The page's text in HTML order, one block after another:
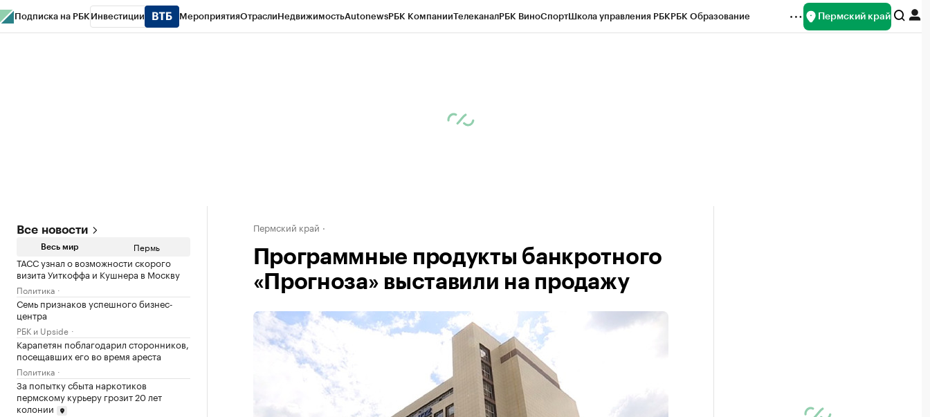
Подписка на РБК Инвестиции МероприятияОтраслиНедвижимостьAutonewsРБК КомпанииТелеканалРБК ВиноСпортШкола управления РБКРБК Образование Пермский край
Все новости
Весь мир Пермь
ТАСС узнал о возможности скорого
визита Уиткоффа и Кушнера в Москву
Политика
Семь признаков успешного бизнес-
центра
РБК и Upside
Карапетян поблагодарил сторонников,
посещавших его во время ареста
Политика
За попытку сбыта наркотиков
пермскому курьеру грозит 20 лет
колонии
Пермский край
Программные продукты банкротного
«Прогноза» выставили на продажу